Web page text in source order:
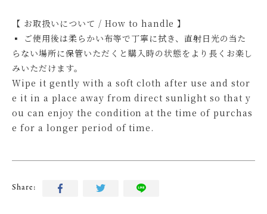
【 お取扱いについて / How to handle 】
▪ ご使用後は柔らかい布等で丁寧に拭き、直射日光の当た
らない場所に保管いただくと購入時の状態をより長くお楽し
みいただけます。
Wipe it gently with a soft cloth after use and stor
e it in a place away from direct sunlight so that y
ou can enjoy the condition at the time of purchas
e for a longer period of time.
Share: